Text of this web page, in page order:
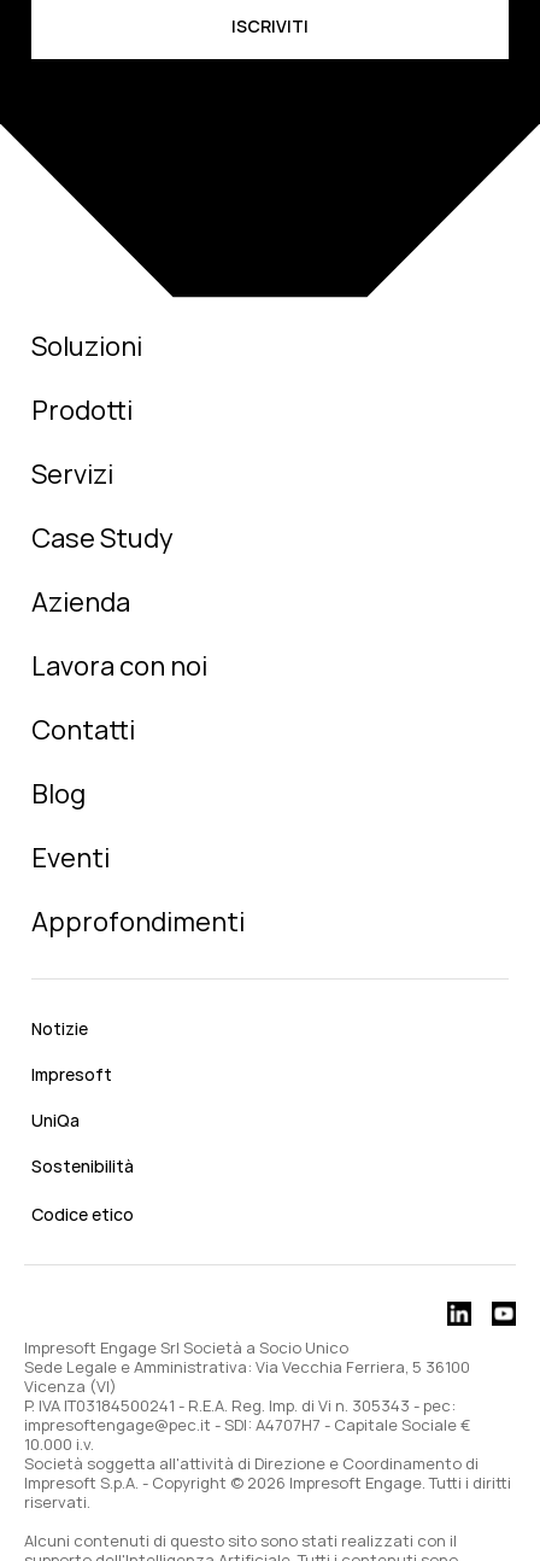
Soluzioni
Prodotti
Servizi
Case Study
Azienda
Lavora con noi
Contatti
Blog
Eventi
Approfondimenti
Notizie
Impresoft
UniQa
Sostenibilità
Codice etico
Impresoft Engage Srl Società a Socio Unico
Sede Legale e Amministrativa: Via Vecchia Ferriera, 5 36100
Vicenza (VI)
P. IVA IT03184500241 - R.E.A. Reg. Imp. di Vi n. 305343 - pec:
impresoftengage@pec.it - SDI: A4707H7 - Capitale Sociale €
10.000 i.v.
Società soggetta all'attività di Direzione e Coordinamento di
Impresoft S.p.A. - Copyright © 2026 Impresoft Engage. Tutti i diritti
riservati.
Alcuni contenuti di questo sito sono stati realizzati con il